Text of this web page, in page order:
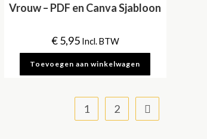
Vrouw – PDF en Canva Sjabloon
€5,95 Incl. BTW
Toevoegen aan winkelwagen
1 2